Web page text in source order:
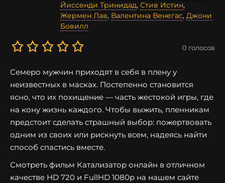
Йиссенди Тринидад, Стив Истин,
Жермен Лав, Валентина Венегас, Джони
Бовилл
0 голосов
Семеро мужчин приходят в себя в плену у
неизвестных в масках. Постепенно становится
ясно, что их похищение — часть жестокой игры, где
на кону жизнь каждого. Чтобы выжить, пленникам
предстоит сделать страшный выбор: пожертвовать
одним из своих или рискнуть всем, надеясь найти
способ спастись вместе.
Смотреть фильм Катализатор онлайн в отличном
качестве HD 720 и FullHD 1080p на нашем сайте